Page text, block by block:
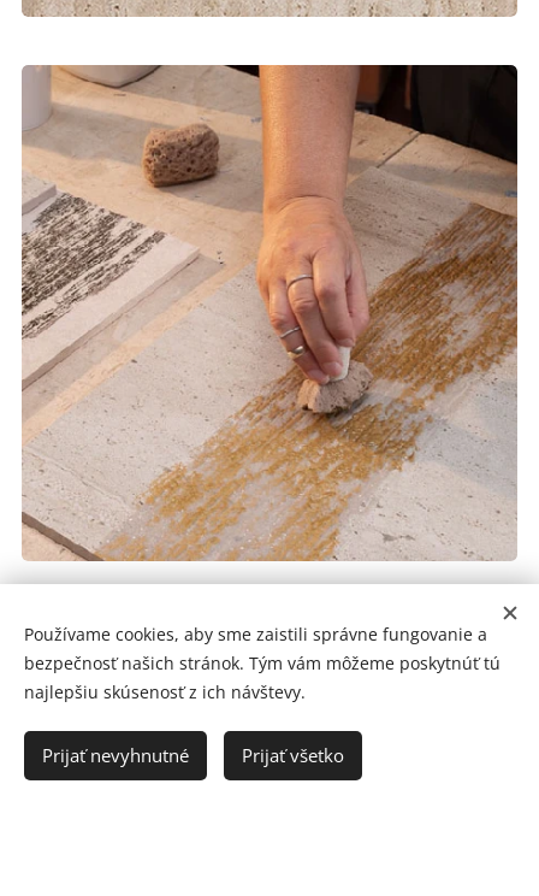
Dohodnúť výber obkladov
Používame cookies, aby sme zaistili správne fungovanie a
bezpečnosť našich stránok. Tým vám môžeme poskytnúť tú
najlepšiu skúsenosť z ich návštevy.
Prijať nevyhnutné Prijať všetko